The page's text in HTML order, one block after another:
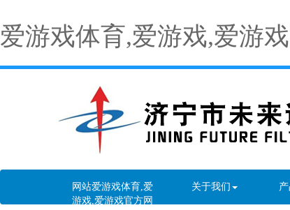
爱游戏体育,爱游戏,爱游
网站爱游戏体育,爱
游戏,爱游戏官方网
关于我们